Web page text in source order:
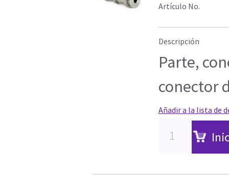
Artículo No.
Descripción
Parte,
conector
Añadir a la lista de